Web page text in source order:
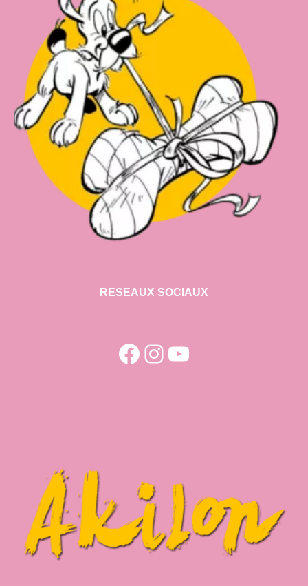
RESEAUX SOCIAUX
Facebook
Instagram
YouTube